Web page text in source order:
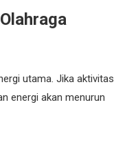
utama. Jika aktivitas
energi akan menurun